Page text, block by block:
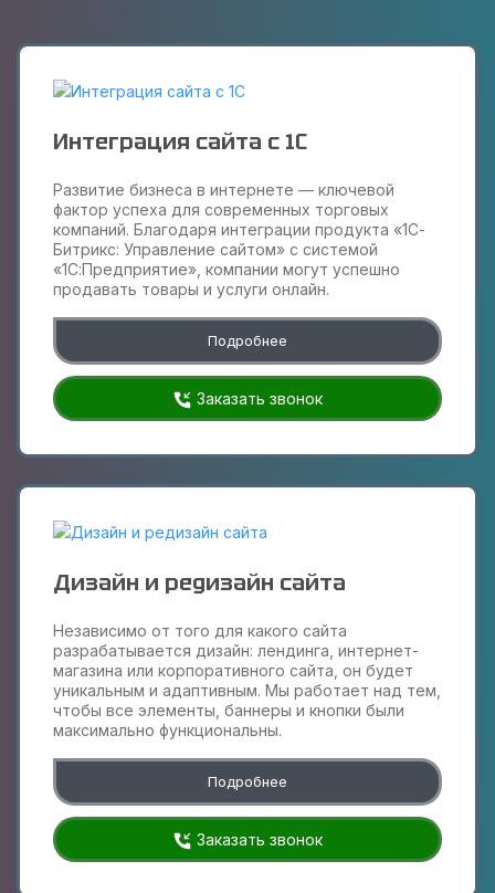
Интеграция сайта с 1С
Развитие бизнеса в интернете — ключевой
фактор успеха для современных торговых
компаний. Благодаря интеграции продукта «1С-
Битрикс: Управление сайтом» с системой
«1С:Предприятие», компании могут успешно
продавать товары и услуги онлайн.
Подробнее
Заказать звонок
Дизайн и редизайн сайта
Независимо от того для какого сайта
разрабатывается дизайн: лендинга, интернет-
магазина или корпоративного сайта, он будет
уникальным и адаптивным. Мы работает над тем,
чтобы все элементы, баннеры и кнопки были
максимально функциональны.
Подробнее
Заказать звонок